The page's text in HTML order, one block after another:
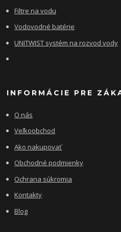
Filtre na vodu
Vodovodné batérie
UNITWIST systém na rozvod vody
INFORMÁCIE PRE
O nás
Veľkoobchod
Ako nakupovať
Obchodné podmienky
Ochrana súkromia
Kontakty
Blog